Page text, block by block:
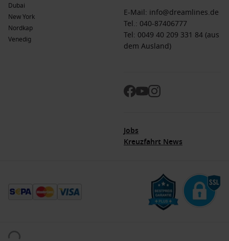
Dubai
New York
Nordkap
Venedig
E-Mail: info@dreamlines.de
Tel.: 040-87406777
Tel: 0049 40 209 331 84 (aus
dem Ausland)
Jobs
Kreuzfahrt News
sind urheberrechtlich geschützt und dürfen nicht ohne Erlaubnis verwendet werden.